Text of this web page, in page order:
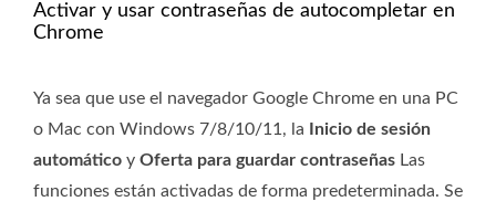
Activar y usar contraseñas de autocompletar en
Chrome
Ya sea que use el navegador Google Chrome en una PC
o Mac con Windows 7/8/10/11, la
Inicio de sesión
automático y Oferta para guardar contraseñas Las
funciones están activadas de forma predeterminada. Se